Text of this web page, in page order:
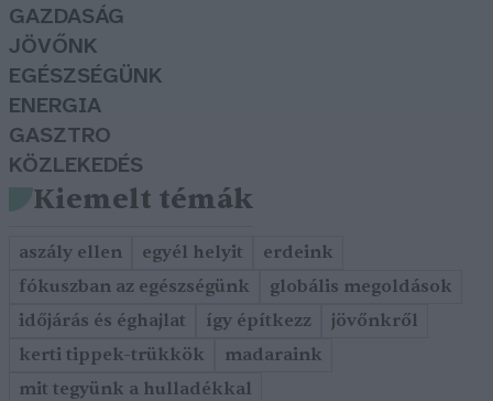
GAZDASÁG
JÖVŐNK
EGÉSZSÉGÜNK
ENERGIA
GASZTRO
KÖZLEKEDÉS
Kiemelt témák
aszály ellen egyél helyit
erdeink
fókuszban az egészségünk
globális megoldások
időjárás és éghajlat
így építkezz
jövőnkről
kerti tippek-trükkök
madaraink
mit tegyünk a hulladékkal